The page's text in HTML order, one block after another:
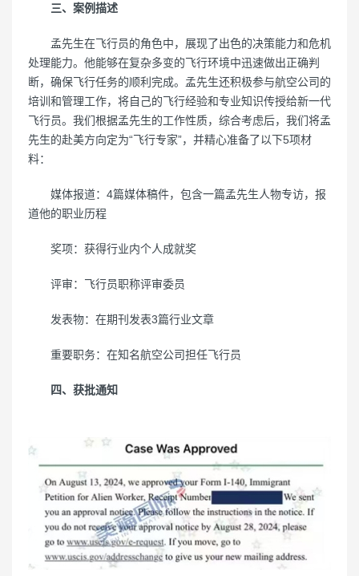
三、案例描述
孟先生在飞行员的角色中，展现了出色的决策能力和危机
处理能力。他能够在复杂多变的飞行环境中迅速做出正确判
断，确保飞行任务的顺利完成。孟先生还积极参与航空公司的
培训和管理工作，将自己的飞行经验和专业知识传授给新一代
飞行员。我们根据孟先生的工作性质，综合考虑后，我们将孟
先生的赴美方向定为“飞行专家”，并精心准备了以下5项材
料：
媒体报道：4篇媒体稿件，包含一篇孟先生人物专访，报
道他的职业历程
奖项：获得行业内个人成就奖
评审：飞行员职称评审委员
发表物：在期刊发表3篇行业文章
重要职务：在知名航空公司担任飞行员
四、获批通知